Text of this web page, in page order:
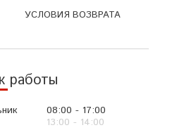
УСЛОВИЯ ВОЗВРАТА
работы
08:00
17:00
13:00
14:00